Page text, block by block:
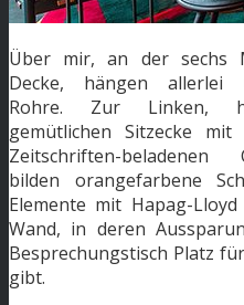
Über mir, an der sechs
Decke, hängen allerlei
Rohre. Zur Linken,
gemütlichen Sitzecke
Zeitschriften-beladenen
bilden orangefarbene
Elemente mit Hapag-
Wand, in deren
Besprechungstisch Platz
gibt.